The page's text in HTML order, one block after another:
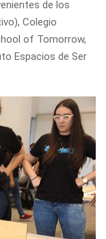
de los
Colegio
of Tomorrow,
Espacios de Ser